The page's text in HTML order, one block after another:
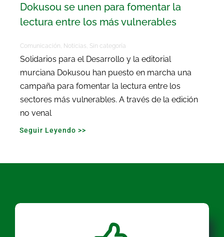
Dokusou se unen para fomentar la
lectura entre los más vulnerables
Comunicación Noticias Sin categoría
Solidarios para el Desarrollo y la editorial
murciana Dokusou han puesto en marcha una
campaña para fomentar la lectura entre los
sectores más vulnerables. A través de la edición
no venal
Seguir Leyendo >>